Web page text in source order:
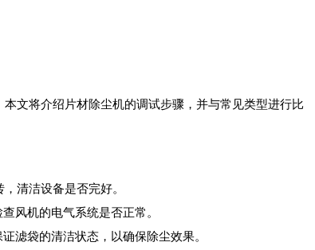
本文将介绍 片材除尘机的调试步骤，并与常见类型进行比
清洁设备是否完好。
风机的电气系统是否正常。
滤袋的清洁状态，以确保除尘效果。